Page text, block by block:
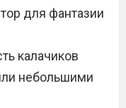
для фантазии
калачиков
небольшими